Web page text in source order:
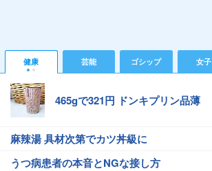
健康 芸能 ゴシップ 女子
465gで321円 ドンキプリン品薄
麻辣湯 具材次第でカツ丼級に
うつ病患者の本音とNGな接し方